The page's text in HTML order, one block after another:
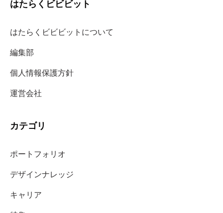
はたらくビビビット
はたらくビビビットについて
編集部
個人情報保護方針
運営会社
カテゴリ
ポートフォリオ
デザインナレッジ
キャリア